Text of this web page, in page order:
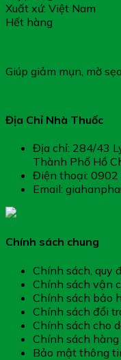
Xuất xứ: Việt Nam
Hết hàng
Giúp giảm mụn, mờ
Địa Chỉ Nhà Thuốc
Địa chỉ: 284/43
Thành Phố Hồ
Điện thoại:
Email:
Chính sách chung
Chính sách, quy
Chính sách vận
Chính sách bảo
Chính sách đổi
Chính sách cho
Chính sách
Bảo mật thông